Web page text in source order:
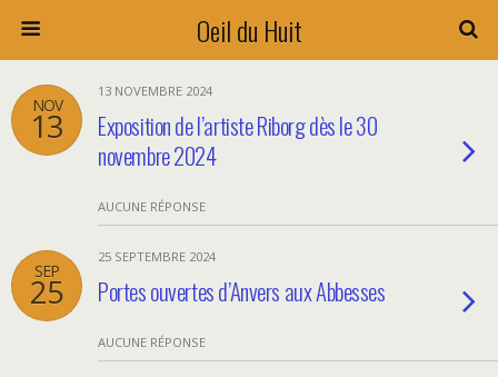
Oeil du Huit
NOV
13
13 NOVEMBRE 2024
Exposition de l’artiste Riborg dès le 30
novembre 2024
AUCUNE RÉPONSE
SEP
25
25 SEPTEMBRE 2024
Portes ouvertes d’Anvers aux Abbesses
AUCUNE RÉPONSE